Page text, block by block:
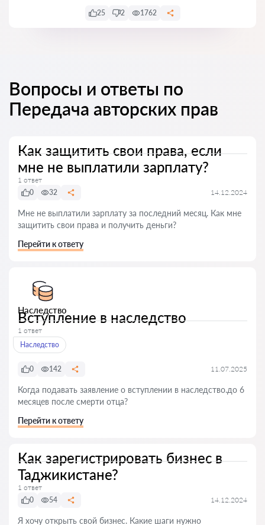
25 2 1762
Вопросы и ответы по
Передача авторских прав
Как защитить свои права, если
мне не выплатили зарплату?
1 ответ
0
32 14.12.2024
Мне не выплатили зарплату за последний месяц. Как мне
защитить свои права и получить деньги?
Перейти к ответу
Наследство
Вступление в наследство
1 ответ
Наследство
0 142 11.07.2025
Когда подавать заявление о вступлении в наследство.до 6
месяцев после смерти отца?
Перейти к ответу
Как зарегистрировать бизнес в
Таджикистане?
1 ответ
0
54 14.12.2024
Я хочу открыть свой бизнес. Какие шаги нужно